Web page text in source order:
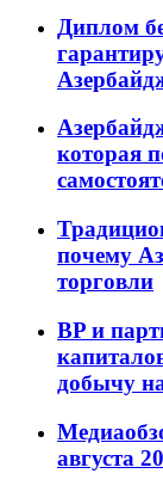
Диплом
которая
почему
торговли
BP и
добычу
августа